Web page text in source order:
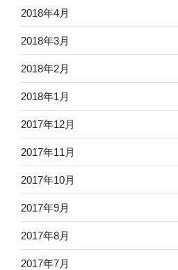
2018年4月
2018年3月
2018年2月
2018年1月
2017年12月
2017年11月
2017年10月
2017年9月
2017年8月
2017年7月